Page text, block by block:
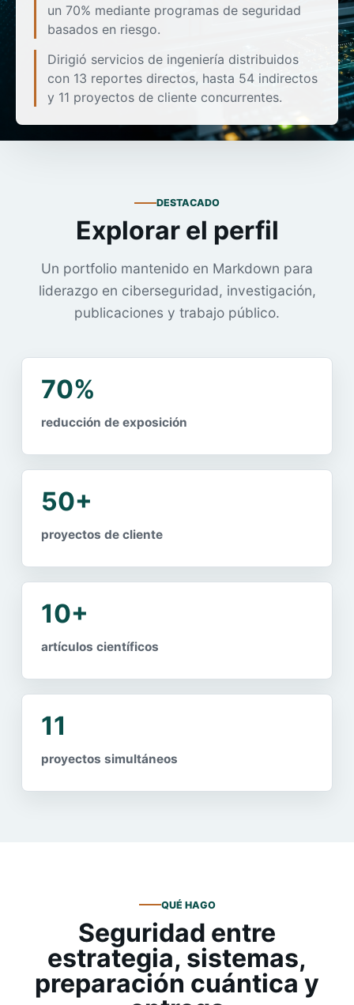
un 70% mediante programas de seguridad
basados en riesgo.
Dirigió servicios de ingeniería distribuidos
con 13 reportes directos, hasta 54 indirectos
y 11 proyectos de cliente concurrentes.
DESTACADO
Explorar el perfil
Un portfolio mantenido en Markdown para
liderazgo en ciberseguridad, investigación,
publicaciones y trabajo público.
70%
reducción de exposición
50+
proyectos de cliente
10+
artículos científicos
11
proyectos simultáneos
QUÉ HAGO
Seguridad entre
estrategia, sistemas,
preparación cuántica y